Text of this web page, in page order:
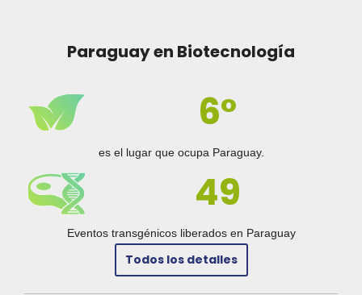
Paraguay en Biotecnología
6°
es el lugar que ocupa Paraguay.
49
Eventos transgénicos liberados en Paraguay
Todos los detalles